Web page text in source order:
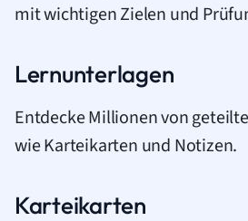
mit wichtigen Zielen und
Lernunterlagen
Entdecke Millionen von
wie Karteikarten und Notizen.
Karteikarten